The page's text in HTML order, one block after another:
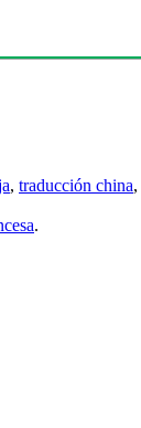
, traducción china,
.